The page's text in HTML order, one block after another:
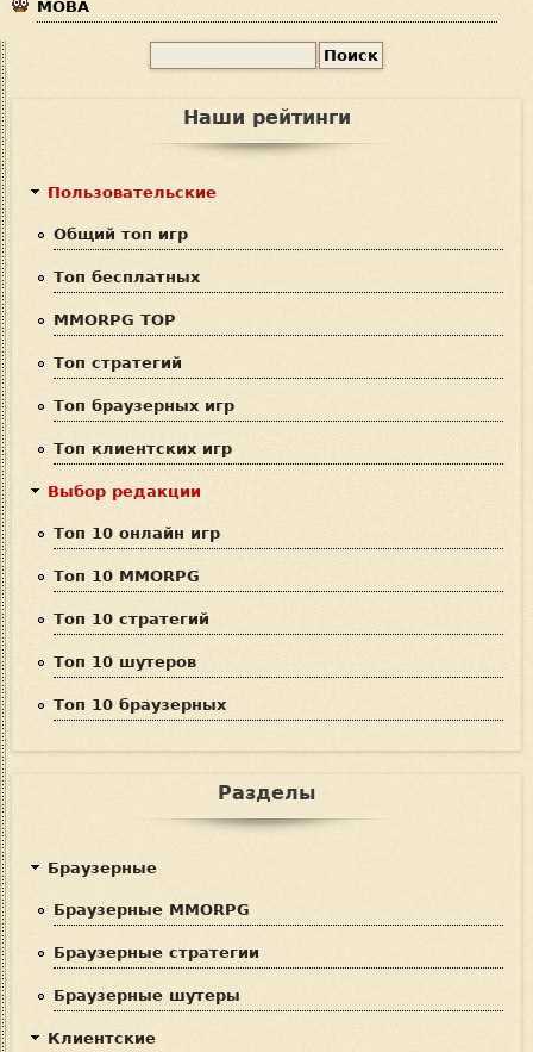
MOBA
Наши рейтинги
Пользовательские
Общий топ игр
Топ бесплатных
MMORPG TOP
Топ стратегий
Топ браузерных игр
Топ клиентских игр
Выбор редакции
Топ 10 онлайн игр
Топ 10 MMORPG
Топ 10 стратегий
Топ 10 шутеров
Топ 10 браузерных
Разделы
Браузерные
Браузерные MMORPG
Браузерные стратегии
Браузерные шутеры
Клиентские